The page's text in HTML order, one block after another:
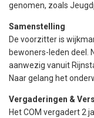
genomen, zoals
Samenstelling
De voorzitter is
bewoners-leden deel.
aanwezig vanuit
Naar gelang het
Vergaderingen &
Het COM vergadert 2